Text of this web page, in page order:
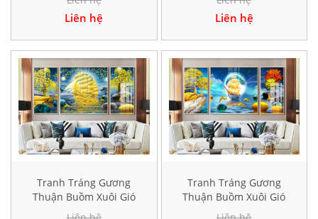
Liên hệ Liên hệ
Tranh Tráng Gương
Thuận Buồm Xuôi Gió
Hiện Đại HD40384
Tranh Tráng Gương
Thuận Buồm Xuôi Gió
Hiện Đại HD41520